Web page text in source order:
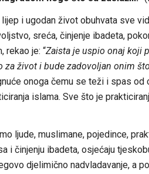
lijep i ugodan život obuhvata sve
sreća, činjenje ibadeta,
rekao je: “Zaista je uspio onaj koji
život i bude zadovoljan onim
onoga čemu se teži i spas od
islama. Sve što je
ljude, muslimane, pojedince,
i činjenju ibadeta, osjećaju
djelimično nadvladavanje, a